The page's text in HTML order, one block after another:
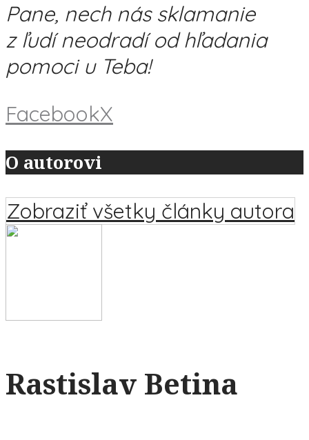
Pane, nech nás sklamanie
z ľudí neodradí od hľadania
pomoci u Teba!
FacebookX
O autorovi
Zobraziť všetky články autora
Rastislav Betina